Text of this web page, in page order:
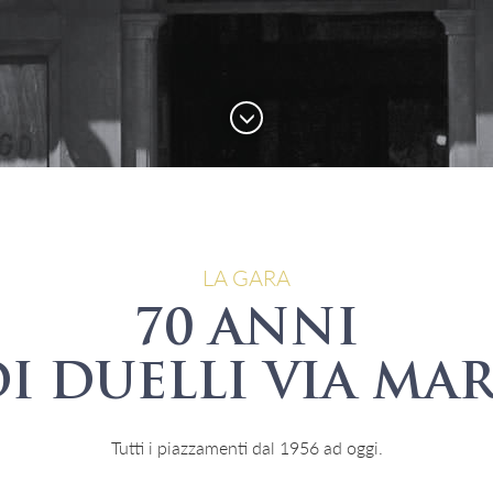
LA GARA
70 ANNI
DUELLI VIA
Tutti i piazzamenti dal 1956 ad oggi.